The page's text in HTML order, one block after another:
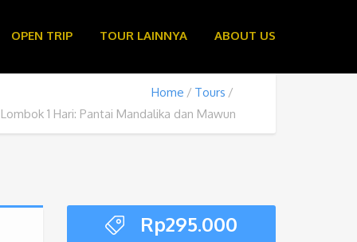
OPEN TRIP TOUR LAINNYA ABOUT US
Home
Tours
1 Hari: Pantai Mandalika dan Mawun
Rp295.000